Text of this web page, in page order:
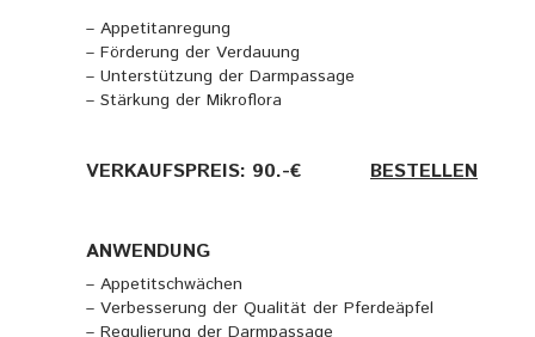
– Appetitanregung
– Förderung der Verdauung
– Unterstützung der Darmpassage
– Stärkung der Mikroflora
VERKAUFSPREIS: 90.-€ BESTELLEN
ANWENDUNG
– Appetitschwächen
– Verbesserung der Qualität der Pferdeäpfel
– Regulierung der Darmpassage